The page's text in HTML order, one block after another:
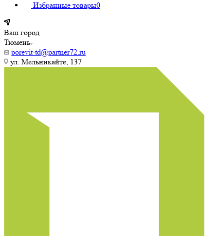
Избранные товары0
Ваш город
Тюмень
porevit-td@partner72.ru
ул. Мельникайте, 137